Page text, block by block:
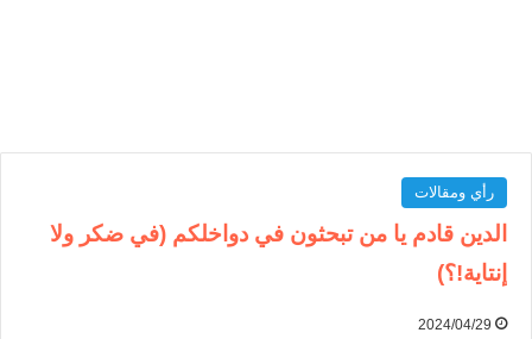
رأي ومقالات
الدين قادم يا من تبحثون في دواخلكم (في ضكر ولا
إنتاية!؟)
2024/04/29